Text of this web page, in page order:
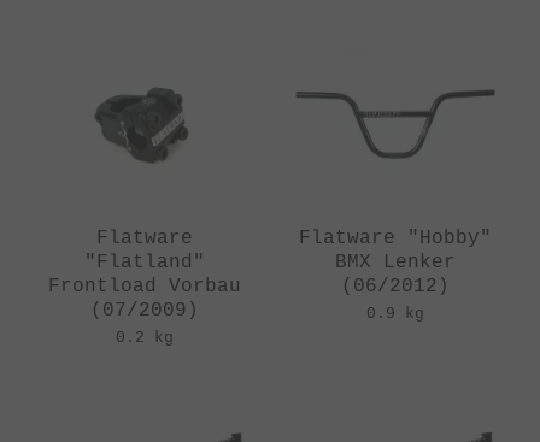
Flatware
"Flatland"
Frontload Vorbau
(07/2009)
0.2 kg
Flatware "Hobby"
BMX Lenker
(06/2012)
0.9 kg